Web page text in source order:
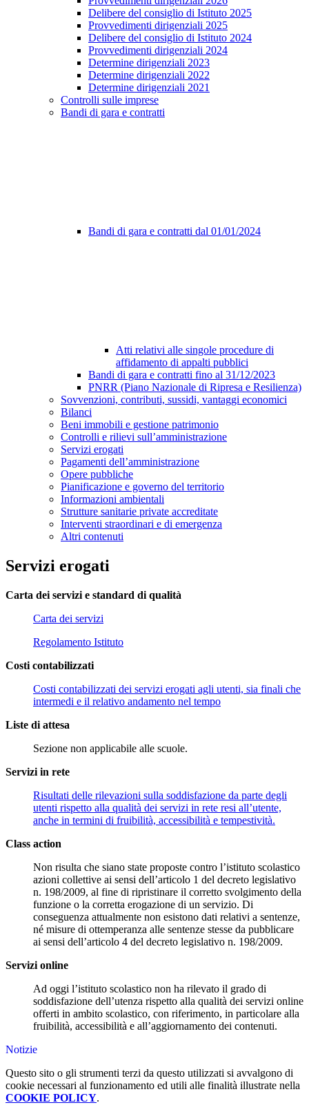
Delibere del consiglio di Istituto 2025
Provvedimenti dirigenziali 2025
Delibere del consiglio di Istituto 2024
Provvedimenti dirigenziali 2024
Determine dirigenziali 2023
Determine dirigenziali 2022
Determine dirigenziali 2021
Controlli sulle imprese
Bandi di gara e contratti
Bandi di gara e contratti dal 01/01/2024
Atti relativi alle singole procedure di
affidamento di appalti pubblici
Bandi di gara e contratti fino al 31/12/2023
PNRR (Piano Nazionale di Ripresa e Resilienza)
Sovvenzioni, contributi, sussidi, vantaggi economici
Bilanci
Beni immobili e gestione patrimonio
Controlli e rilievi sull’amministrazione
Servizi erogati
Pagamenti dell’amministrazione
Opere pubbliche
Pianificazione e governo del territorio
Informazioni ambientali
Strutture sanitarie private accreditate
Interventi straordinari e di emergenza
Altri contenuti
Servizi erogati
Carta dei servizi e standard di qualità
Carta dei servizi
Regolamento Istituto
Costi contabilizzati
Costi contabilizzati dei servizi erogati agli utenti, sia finali che
intermedi e il relativo andamento nel tempo
Liste di attesa
Sezione non applicabile alle scuole.
Servizi in rete
Risultati delle rilevazioni sulla soddisfazione da parte degli
utenti rispetto alla qualità dei servizi in rete resi all’utente,
anche in termini di fruibilità, accessibilità e tempestività.
Class action
Non risulta che siano state proposte contro l’istituto scolastico
azioni collettive ai sensi dell’articolo 1 del decreto legislativo
n. 198/2009, al fine di ripristinare il corretto svolgimento della
funzione o la corretta erogazione di un servizio. Di
conseguenza attualmente non esistono dati relativi a sentenze,
né misure di ottemperanza alle sentenze stesse da pubblicare
ai sensi dell’articolo 4 del decreto legislativo n. 198/2009.
Servizi online
Ad oggi l’istituto scolastico non ha rilevato il grado di
soddisfazione dell’utenza rispetto alla qualità dei servizi online
offerti in ambito scolastico, con riferimento, in particolare alla
fruibilità, accessibilità e all’aggiornamento dei contenuti.
Notizie
Questo sito o gli strumenti terzi da questo utilizzati si avvalgono di
cookie necessari al funzionamento ed utili alle finalità illustrate nella
COOKIE POLICY.